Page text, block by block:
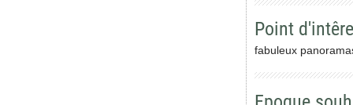
Point
fabuleux